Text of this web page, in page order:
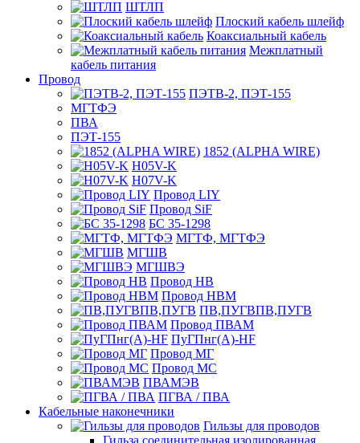
ШТЛП
Плоский кабель шлейф
Коаксиальный кабель
Межплатный
кабель питания
Провод
ПЭТВ-2, ПЭТ-155
МГТФЭ
ПВА
ПЭТ-155
1852 (ALPHA WIRE)
H05V-K
H07V-K
Провод LIY
Провод SiF
БС 35-1298
МГТФ, МГТФЭ
МГШВ
МГШВЭ
Провод НВ
Провод НВМ
ПВ,ПУГВПВ,ПУГВ
Провод ПВАМ
ПуГПнг(A)-HF
Провод МГ
Провод МС
ПВАМЭВ
ПГВА / ПВА
Кабельные наконечники
Гильзы для проводов
Гильза соединительная изолированная